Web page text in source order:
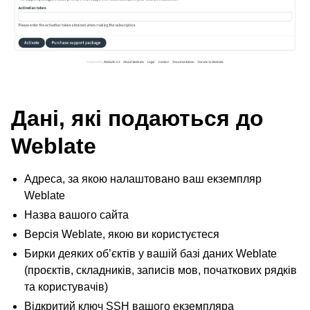
Дані, які подаються до
Weblate
Адреса, за якою налаштовано ваш екземпляр
Weblate
Назва вашого сайта
Версія Weblate, якою ви користуєтеся
Бирки деяких об’єктів у вашій базі даних Weblate
(проєктів, складників, записів мов, початкових рядків
та користувачів)
Відкритий ключ SSH вашого екземпляра